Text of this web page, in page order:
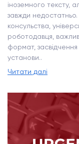
іноземного тексту,
завжди
консульства,
роботодавця,
формат, засвідчення
установи..
Читати далі